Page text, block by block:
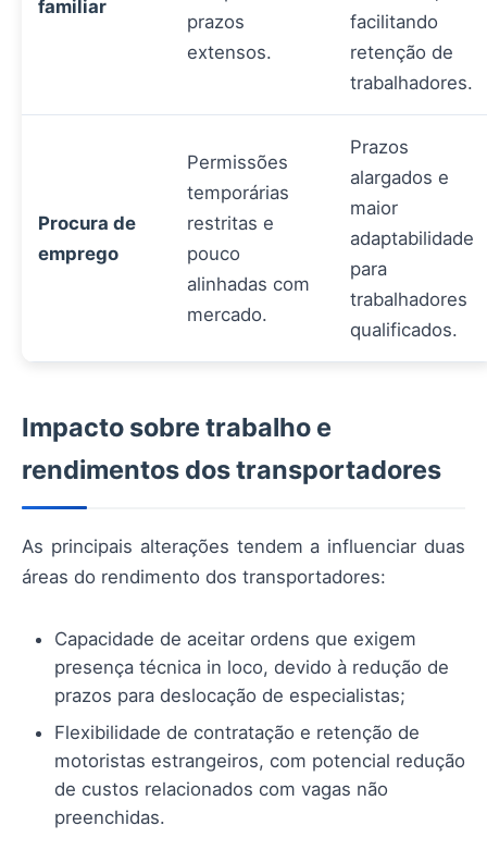
familiar
prazos
extensos.
facilitando
retenção de
trabalhadores.
Procura de
emprego
Permissões
temporárias
restritas e
pouco
alinhadas com
mercado.
Prazos
alargados e
maior
adaptabilidade
para
trabalhadores
qualificados.
Impacto sobre trabalho e
rendimentos dos transportadores
As principais alterações tendem a influenciar duas
áreas do rendimento dos transportadores:
Capacidade de aceitar ordens que exigem
presença técnica in loco, devido à redução de
prazos para deslocação de especialistas;
Flexibilidade de contratação e retenção de
motoristas estrangeiros, com potencial redução
de custos relacionados com vagas não
preenchidas.